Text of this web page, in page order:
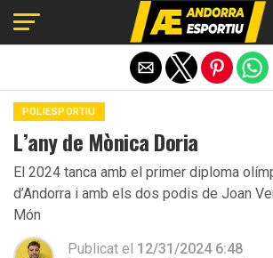
POLIESPORTIU
L’any de Mònica Doria
El 2024 tanca amb el primer diploma
d’Andorra i amb els dos podis de Joan
Món
Publicat el 12/31/2024 6:48
Exit mobile version